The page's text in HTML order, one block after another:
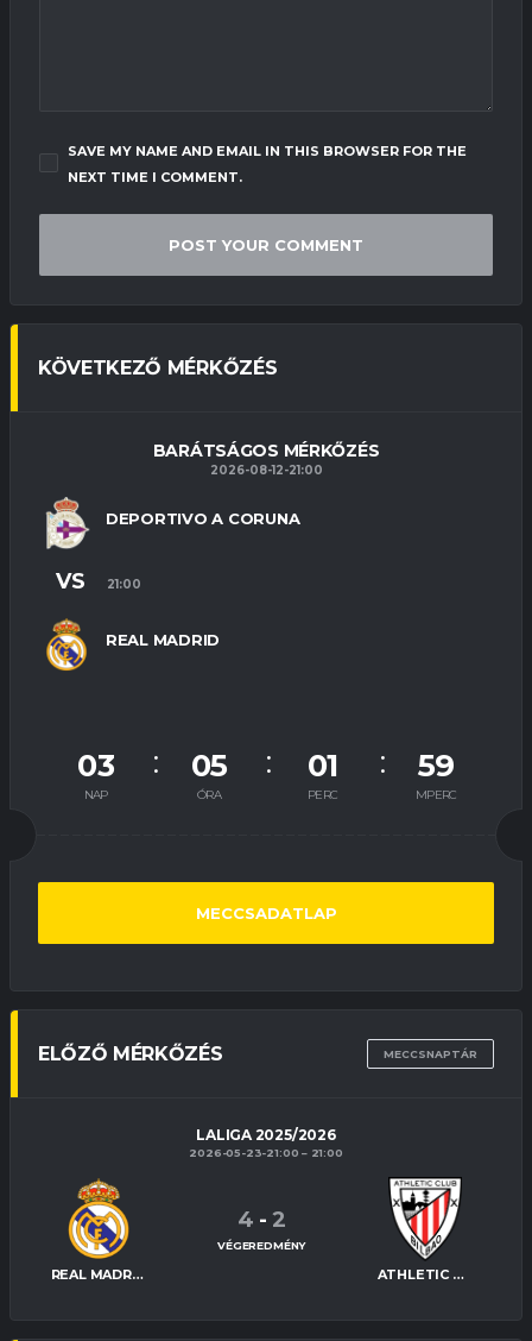
SAVE MY NAME AND EMAIL IN THIS BROWSER FOR THE
NEXT TIME I COMMENT.
KÖVETKEZŐ MÉRKŐZÉS
BARÁTSÁGOS MÉRKŐZÉS
2026-08-12-21:00
DEPORTIVO A CORUNA
REAL MADRID
VS 21:00
03
NAP
05
ÓRA
01
PERC
58
MPERC
MECCSADATLAP
ELŐZŐ MÉRKŐZÉS MECCSNAPTÁR
LALIGA 2025/2026
2026-05-23-21:00 21:00
REAL MADRID ATHLETIC BILBAO
4 - 2
VÉGEREDMÉNY